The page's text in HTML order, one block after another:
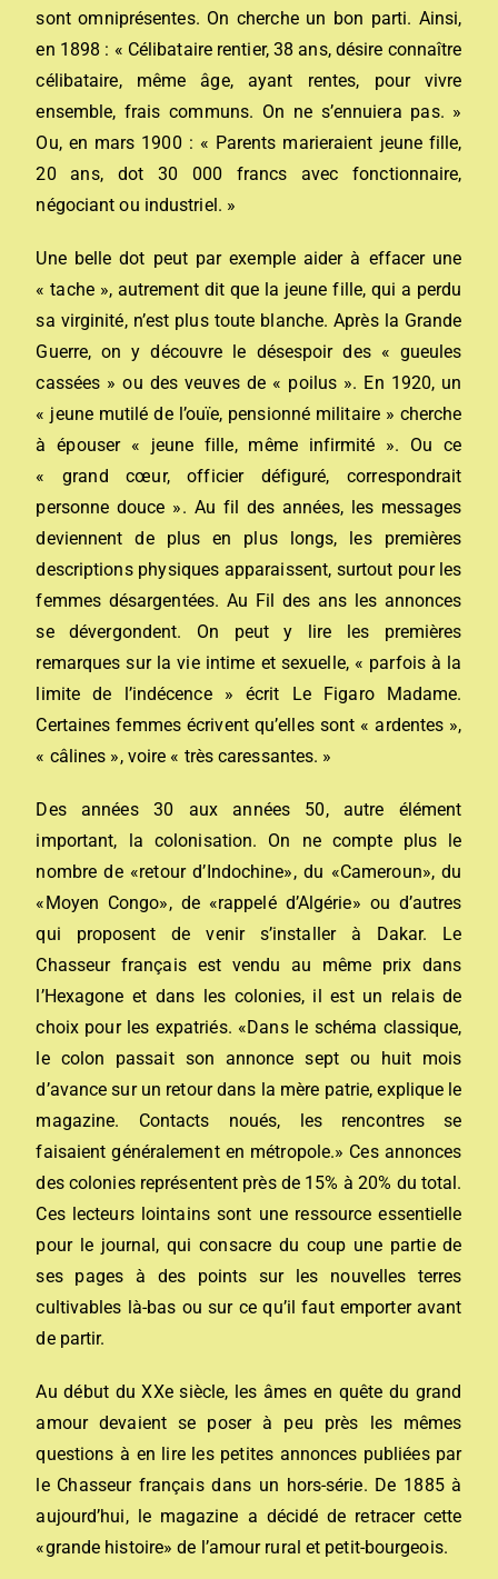
sont omniprésentes. On cherche un bon parti. Ainsi,
en 1898 : « Célibataire rentier, 38 ans, désire connaître
célibataire, même âge, ayant rentes, pour vivre
ensemble, frais communs. On ne s’ennuiera pas. »
Ou, en mars 1900 : « Parents marieraient jeune fille,
20 ans, dot 30 000 francs avec fonctionnaire,
négociant ou industriel. »
Une belle dot peut par exemple aider à effacer une
« tache », autrement dit que la jeune fille, qui a perdu
sa virginité, n’est plus toute blanche. Après la Grande
Guerre, on y découvre le désespoir des « gueules
cassées » ou des veuves de « poilus ». En 1920, un
« jeune mutilé de l’ouïe, pensionné militaire » cherche
à épouser « jeune fille, même infirmité ». Ou ce
« grand cœur, officier défiguré, correspondrait
personne douce ». Au fil des années, les messages
deviennent de plus en plus longs, les premières
descriptions physiques apparaissent, surtout pour les
femmes désargentées. Au Fil des ans les annonces
se dévergondent. On peut y lire les premières
remarques sur la vie intime et sexuelle, « parfois à la
limite de l’indécence » écrit Le Figaro Madame.
Certaines femmes écrivent qu’elles sont « ardentes »,
« câlines », voire « très caressantes. »
Des années 30 aux années 50, autre élément
important, la colonisation. On ne compte plus le
nombre de «retour d’Indochine», du «Cameroun», du
«Moyen Congo», de «rappelé d’Algérie» ou d’autres
qui proposent de venir s’installer à Dakar. Le
Chasseur français est vendu au même prix dans
l’Hexagone et dans les colonies, il est un relais de
choix pour les expatriés. «Dans le schéma classique,
le colon passait son annonce sept ou huit mois
d’avance sur un retour dans la mère patrie, explique le
magazine. Contacts noués, les rencontres se
faisaient généralement en métropole.» Ces annonces
des colonies représentent près de 15% à 20% du total.
Ces lecteurs lointains sont une ressource essentielle
pour le journal, qui consacre du coup une partie de
ses pages à des points sur les nouvelles terres
cultivables là-bas ou sur ce qu’il faut emporter avant
de partir.
Au début du XXe siècle, les âmes en quête du grand
amour devaient se poser à peu près les mêmes
questions à en lire les petites annonces publiées par
le Chasseur français dans un hors-série. De 1885 à
aujourd’hui, le magazine a décidé de retracer cette
«grande histoire» de l’amour rural et petit-bourgeois.